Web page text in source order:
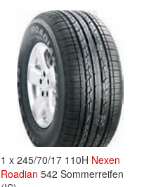
1 x 245/70/17 110H Nexen
Roadian 542 Sommerreifen